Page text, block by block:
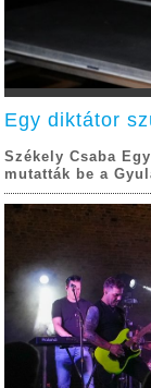
Egy diktátor
Székely Csaba
mutatták be a